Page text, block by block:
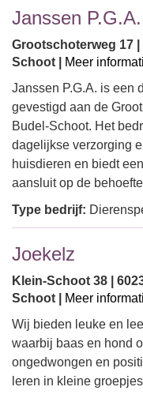
Janssen P.G.A.
Grootschoterweg 17 |
Schoot |
Meer
Janssen P.G.A. is een
gevestigd aan de
Budel-Schoot. Het
dagelijkse verzorging
huisdieren en biedt
aansluit op de
Type bedrijf:
Joekelz
Klein-Schoot 38 |
Schoot |
Meer
Wij bieden leuke en
waarbij baas en hond
ongedwongen en
leren in kleine